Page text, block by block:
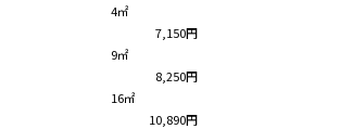
4㎡
7,150円
9㎡
8,250円
16㎡
10,890円